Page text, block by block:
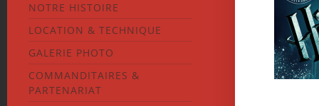
NOTRE HISTOIRE
LOCATION & TECHNIQUE
GALERIE PHOTO
COMMANDITAIRES &
PARTENARIAT